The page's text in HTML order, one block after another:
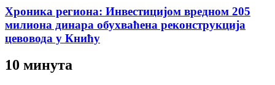
Хроника региона: Инвестицијом вредном 205
милиона динара обухваћена реконструкција
цевовода у Книћу
10 минута